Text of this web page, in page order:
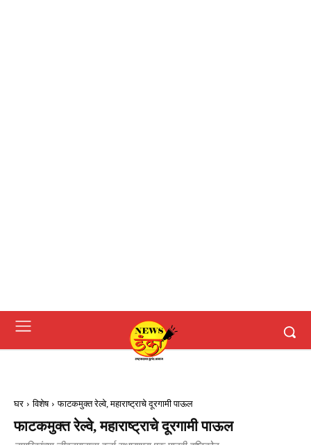
घर विशेष फाटकमुक्त रेल्वे, महाराष्ट्राचे दूरगामी पाऊल
फाटकमुक्त रेल्वे, महाराष्ट्राचे दूरगामी पाऊल